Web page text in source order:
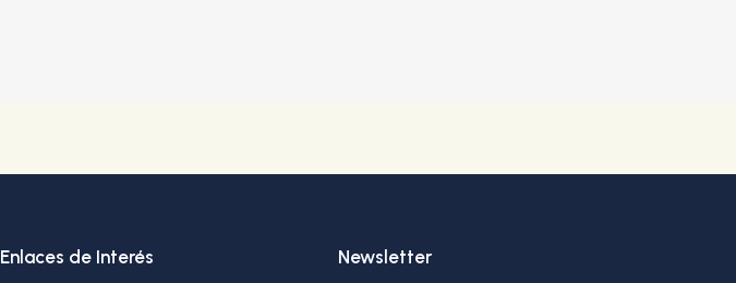
Enlaces de Interés Newsletter